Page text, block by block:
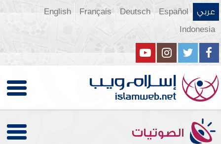
عربي Español
Deutsch
Français
English
Indonesia
الصوتيات